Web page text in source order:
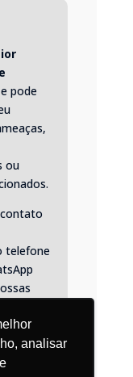
analisar
pode
ou
telefone